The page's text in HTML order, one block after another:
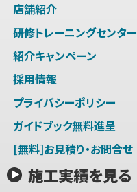
店舗紹介
研修トレーニングセンター
紹介キャンペーン
採用情報
プライバシーポリシー
ガイドブック無料進呈
[無料]お見積り・お問合せ
施工実績を見る